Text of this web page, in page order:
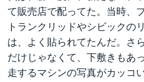
て販売店で配ってた。当時、
トランクリッドやシビックの
は、よく貼られてたんだ。さ
だけじゃなくて、下敷きもあ
走するマシンの写真がカッコ